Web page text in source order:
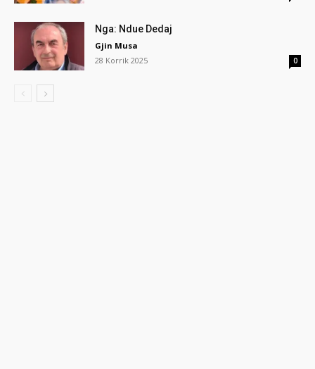
Nga: Ndue Dedaj
Gjin Musa
28 Korrik 2025
0